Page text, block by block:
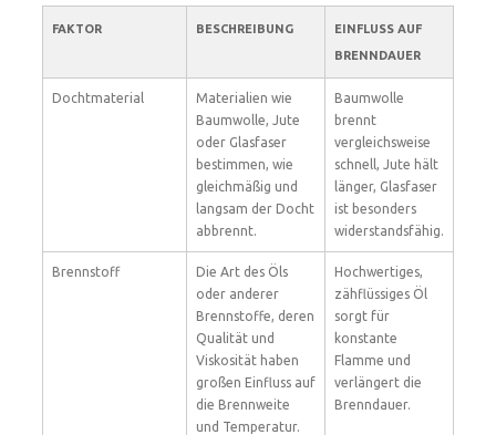
FAKTOR BESCHREIBUNG
EINFLUSS AUF
BRENNDAUER
Dochtmaterial
Materialien wie
Baumwolle, Jute
oder Glasfaser
bestimmen, wie
gleichmäßig und
langsam der Docht
abbrennt.
Baumwolle
brennt
vergleichsweise
schnell, Jute hält
länger, Glasfaser
ist besonders
widerstandsfähig.
Brennstoff
Die Art des Öls
oder anderer
Brennstoffe, deren
Qualität und
Viskosität haben
großen Einfluss auf
die Brennweite
und Temperatur.
Hochwertiges,
zähflüssiges Öl
sorgt für
konstante
Flamme und
verlängert die
Brenndauer.